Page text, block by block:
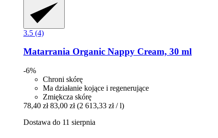
3.5 (4)
Matarrania Organic Nappy Cream, 30 ml
-6%
Chroni skórę
Ma działanie kojące i regenerujące
Zmiękcza skórę
78,40 zł 83,00 zł (2 613,33 zł / l)
Dostawa do 11 sierpnia